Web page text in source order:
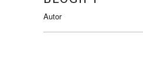
Autor